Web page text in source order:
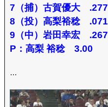
7（捕）古賀優大 .277
8（投）高梨裕稔 .071
9（中）岩田幸宏 .267
P：高梨 裕稔 3.00
…